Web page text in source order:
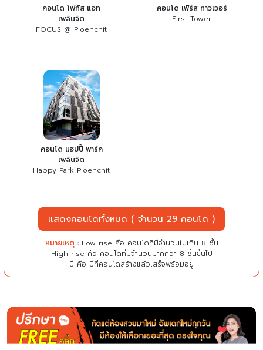
คอนโด โฟกัส แอท
เพลินจิต
FOCUS @ Ploenchit
คอนโด เฟิร์ส ทาวเวอร์
First Tower
คอนโด แฮปปี้ พาร์ค
เพลินจิต
Happy Park Ploenchit
แสดงคอนโดทั้งหมด ( จำนวน 29 คอนโด )
หมายเหตุ : Low rise คือ คอนโดที่มีจำนวนไม่เกิน 8 ชั้น
High rise คือ คอนโดที่มีจำนวนมากกว่า 8 ชั้นขึ้นไป
ปี คือ ปีที่คอนโดสร้างแล้วเสร็จพร้อมอยู่